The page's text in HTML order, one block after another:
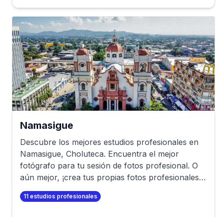
Namasigue
Descubre los mejores estudios profesionales en
Namasigue, Choluteca. Encuentra el mejor
fotógrafo para tu sesión de fotos profesional. O
aún mejor, ¡crea tus propias fotos profesionales
en minutos!
11 estudios profesionales